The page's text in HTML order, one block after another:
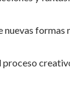
formas